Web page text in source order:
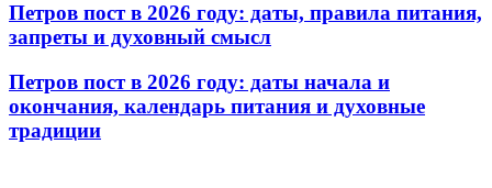
Петров пост в 2026 году: даты, правила питания,
запреты и духовный смысл
Петров пост в 2026 году: даты начала и
окончания, календарь питания и духовные
традиции